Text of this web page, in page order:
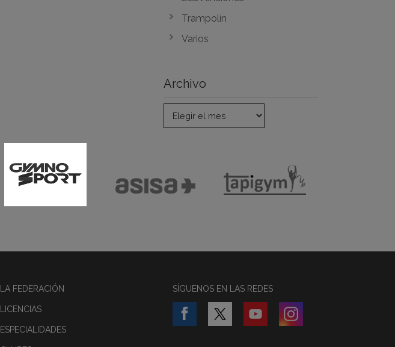
Trampolín
Varios
Archivo
LA FEDERACIÓN
LICENCIAS
ESPECIALIDADES
SÍGUENOS EN LAS REDES